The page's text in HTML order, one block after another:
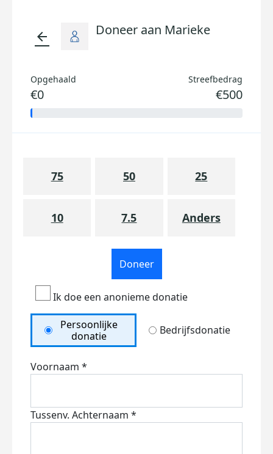
arrow_back Doneer aan Marieke
Opgehaald
€0
Streefbedrag
€500
75 50 25
10 7.5 Anders
Doneer
Ik doe een anonieme donatie
Persoonlijke
donatie
Bedrijfsdonatie
Voornaam *
Tussenv. Achternaam *